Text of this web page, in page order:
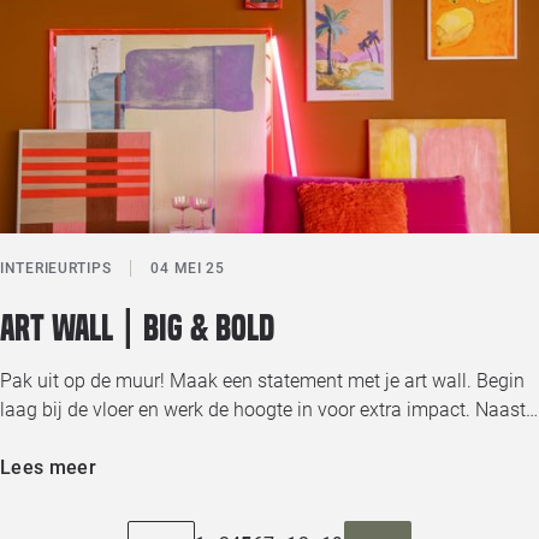
INTERIEURTIPS 04 MEI 25
Art wall | Big & bold
Pak uit op de muur! Maak een statement met je art wall. Begin
laag bij de vloer en werk de hoogte in voor extra impact. Naast…
Lees meer